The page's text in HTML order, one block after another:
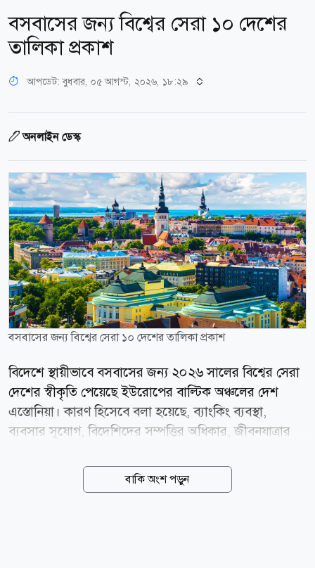
বসবাসের জন্য বিশ্বের সেরা ১০ দেশের
তালিকা প্রকাশ
আপডেট: বুধবার, ০৫ আগস্ট, ২০২৬, ১৮:২৯
অনলাইন ডেস্ক
বসবাসের জন্য বিশ্বের সেরা ১০ দেশের তালিকা প্রকাশ
বিদেশে স্থায়ীভাবে বসবাসের জন্য ২০২৬ সালের বিশ্বের সেরা
দেশের স্বীকৃতি পেয়েছে ইউরোপের বাল্টিক অঞ্চলের দেশ
এস্তোনিয়া। কারণ হিসেবে বলা হয়েছে, ব্যাংকিং ব্যবস্থা,
ব্যবসার সুযোগ, বিদেশিদের সম্পত্তির অধিকার, জীবনযাত্রার
অবস্থান অর্জন করেই শীর্ষে উঠে এসেছে দেশটি। সম্প্রতি
প্রকাশিত রুমাভি গ্লোবাল রিলোকেশন ইনডেক্স ২০২৬-এ
বাকি অংশ পড়ুন